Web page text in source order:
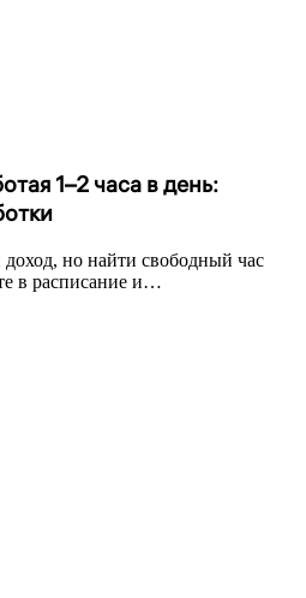
1–2 часа в день:
но найти свободный час
в расписание и…